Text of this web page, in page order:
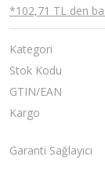
*102,71 TL den
Kategori
Stok Kodu
GTIN/EAN
Kargo
Garanti Sağlayıcı